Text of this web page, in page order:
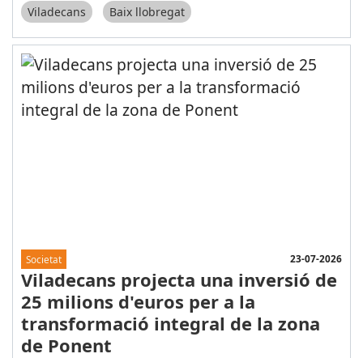
Viladecans Baix llobregat
Societat 23-07-2026
Viladecans projecta una inversió de
25 milions d'euros per a la
transformació integral de la zona
de Ponent